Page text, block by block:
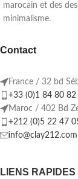
marocain et des
minimalisme.
Contact
France / 32 bd
+33 (0)1 84 80 82
Maroc / 402 Bd
+212 (0)5 22 47
info@clay212.com
LIENS RAPIDES